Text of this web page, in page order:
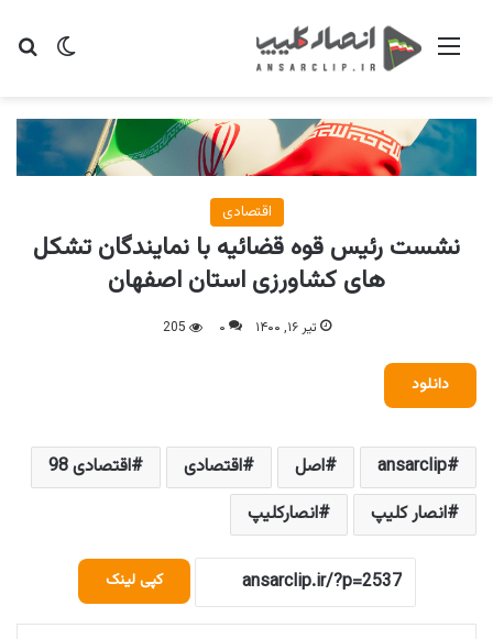
تغییر منو
اقتصادی
نشست رئیس قوه قضائیه با نمایندگان تشکل
های کشاورزی استان اصفهان
تیر ۱۶, ۱۴۰۰ ۰ 205
دانلود
ansarclip اصل اقتصادی
اقتصادی 98
انصار کلیپ
انصارکلیپ
کپی لینک